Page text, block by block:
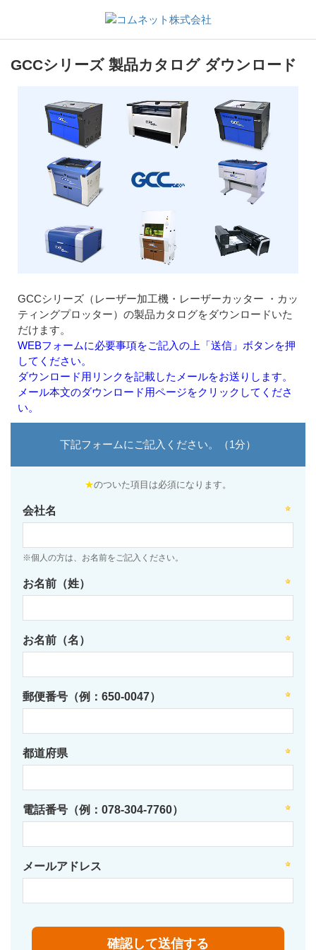
GCCシリーズ 製品カタログ ダウンロード
GCCシリーズ（レーザー加工機・レーザーカッター ・カッ
ティングプロッター）の製品カタログをダウンロードいた
だけます。
WEBフォームに必要事項をご記入の上「送信」ボタンを押
してください。
ダウンロード用リンクを記載したメールをお送りします。
メール本文のダウンロード用ページをクリックしてくださ
い。
下記フォームにご記入ください。（1分）
★のついた項目は必須になります。
会社名
※個人の方は、お名前をご記入ください。
お名前（姓）
お名前（名）
郵便番号（例：650-0047）
都道府県
電話番号（例：078-304-7760）
メールアドレス